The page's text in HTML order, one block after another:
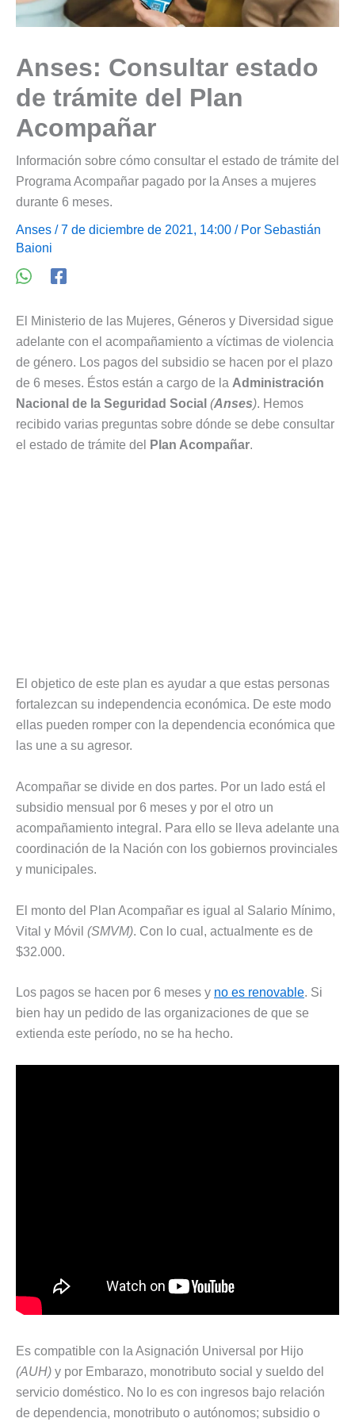
Anses: Consultar estado
de trámite del Plan
Acompañar
Información sobre cómo consultar el estado de trámite del
Programa Acompañar pagado por la Anses a mujeres
durante 6 meses.
Anses / 7 de diciembre de 2021, 14:00 / Por Sebastián
Baioni
El Ministerio de las Mujeres, Géneros y Diversidad sigue
adelante con el acompañamiento a víctimas de violencia
de género. Los pagos del subsidio se hacen por el plazo
de 6 meses. Éstos están a cargo de la Administración
Nacional de la Seguridad Social (Anses). Hemos
recibido varias preguntas sobre dónde se debe consultar
el estado de trámite del
Plan Acompañar.
El objetico de este plan es ayudar a que estas personas
fortalezcan su independencia económica. De este modo
ellas pueden romper con la dependencia económica que
las une a su agresor.
Acompañar se divide en dos partes. Por un lado está el
subsidio mensual por 6 meses y por el otro un
acompañamiento integral. Para ello se lleva adelante una
coordinación de la Nación con los gobiernos provinciales
y municipales.
El monto del Plan Acompañar es igual al Salario Mínimo,
Vital y Móvil (SMVM). Con lo cual, actualmente es de
$32.000.
Los pagos se hacen por 6 meses y no es renovable. Si
bien hay un pedido de las organizaciones de que se
extienda este período, no se ha hecho.
Es compatible con la Asignación Universal por Hijo
(AUH) y por Embarazo, monotributo social y sueldo del
servicio doméstico. No lo es con ingresos bajo relación
de dependencia, monotributo o autónomos; subsidio o